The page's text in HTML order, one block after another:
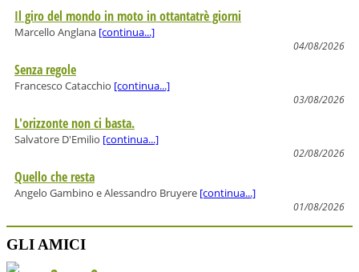
Il giro del mondo in moto in ottantatrè giorni
Marcello Anglana [continua...]
04/08/2026
Senza regole
Francesco Catacchio [continua...]
03/08/2026
L'orizzonte non ci basta.
Salvatore D'Emilio [continua...]
02/08/2026
Quello che resta
Angelo Gambino e Alessandro Bruyere [continua...]
01/08/2026
GLI AMICI